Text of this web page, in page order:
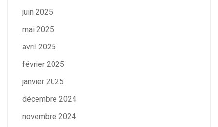
juin 2025
mai 2025
avril 2025
février 2025
janvier 2025
décembre 2024
novembre 2024